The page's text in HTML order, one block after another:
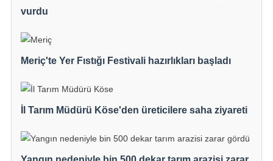
vurdu
Meriç'te Yer Fıstığı Festivali hazırlıkları başladı
İl Tarım Müdürü Köse'den üreticilere saha ziyareti